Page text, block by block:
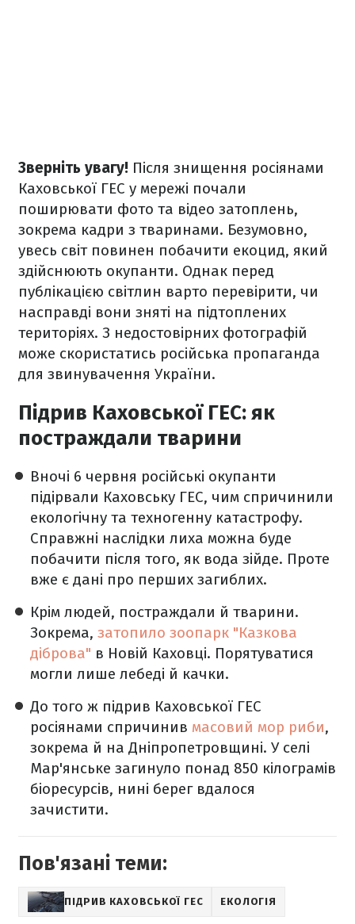
Зверніть увагу! Після знищення росіянами
Каховської ГЕС у мережі почали
поширювати фото та відео затоплень,
зокрема кадри з тваринами. Безумовно,
увесь світ повинен побачити екоцид, який
здійснюють окупанти. Однак перед
публікацією світлин варто перевірити, чи
насправді вони зняті на підтоплених
територіях. З недостовірних фотографій
може скористатись російська пропаганда
для звинувачення України.
Підрив Каховської ГЕС: як
постраждали тварини
Вночі 6 червня російські окупанти
підірвали Каховську ГЕС, чим спричинили
екологічну та техногенну катастрофу.
Справжні наслідки лиха можна буде
побачити після того, як вода зійде. Проте
вже є дані про перших загиблих.
Крім людей, постраждали й тварини.
Зокрема, затопило зоопарк "Казкова
діброва" в Новій Каховці. Порятуватися
могли лише лебеді й качки.
До того ж підрив Каховської ГЕС
росіянами спричинив масовий мор риби,
зокрема й на Дніпропетровщині. У селі
Мар'янське загинуло понад 850 кілограмів
біоресурсів, нині берег вдалося
зачистити.
Пов'язані теми:
ПІДРИВ КАХОВСЬКОЇ ГЕС ЕКОЛОГІЯ